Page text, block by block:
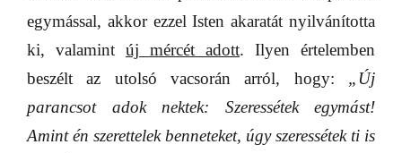
egymással, akkor ezzel Isten akaratát nyilvánította
ki, valamint új mércét adott. Ilyen értelemben
beszélt az utolsó vacsorán arról, hogy: „Új
parancsot adok nektek: Szeressétek egymást!
Amint én szerettelek benneteket, úgy szeressétek ti is